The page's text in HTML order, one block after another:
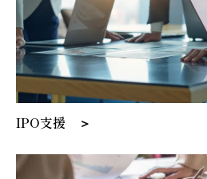
IPO支援 ＞